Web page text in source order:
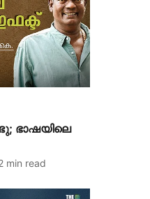
ഭാഷയിലെ
min read